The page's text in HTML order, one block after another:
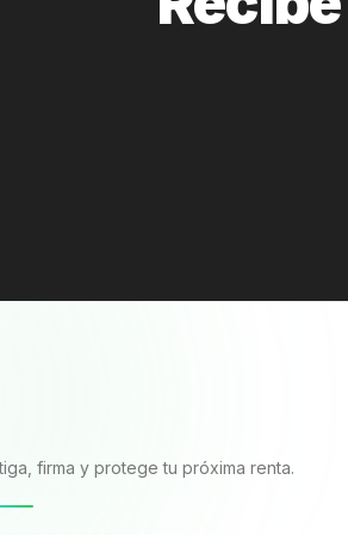
firma y protege tu próxima renta.